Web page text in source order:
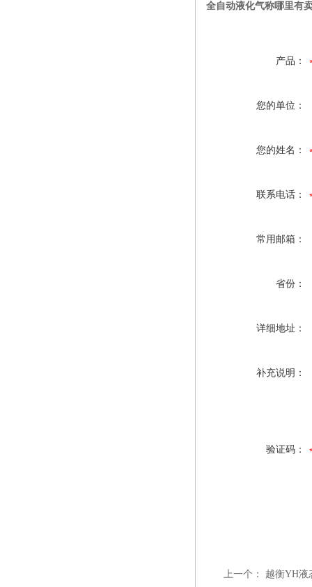
全自动液化气称哪里有
产品：
您的单位：
您的姓名：
联系电话：
常用邮箱：
省份：
详细地址：
补充说明：
验证码：
上一个： 越衡YH液